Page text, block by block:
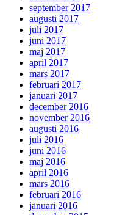
september 2017
augusti 2017
juli 2017
juni 2017
maj 2017
april 2017
mars 2017
februari 2017
januari 2017
december 2016
november 2016
augusti 2016
juli 2016
juni 2016
maj 2016
april 2016
mars 2016
februari 2016
januari 2016